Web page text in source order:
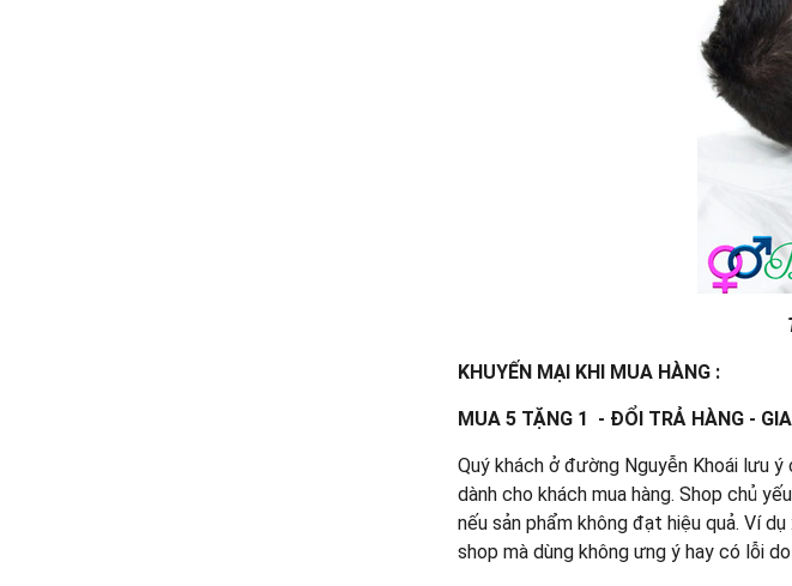
KHUYẾN MẠI KHI MUA HÀNG :
MUA 5 TẶNG 1 - ĐỔI TRẢ HÀNG -
Quý khách ở đường Nguyễn Khoái lưu
dành cho khách mua hàng. Shop chủ
nếu sản phẩm không đạt hiệu quả. Ví
shop mà dùng không ưng ý hay có lỗi